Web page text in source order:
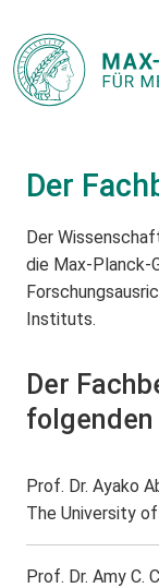
Der
Der
die Max-Planck-
Instituts.
Der
Prof. Dr. Ayako
The University
Prof. Dr. Amy C.